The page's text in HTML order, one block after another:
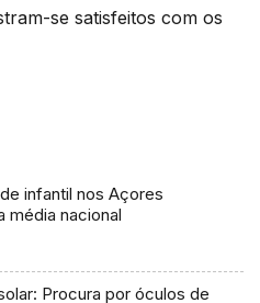
se satisfeitos com os
infantil nos Açores
média nacional
Procura por óculos de